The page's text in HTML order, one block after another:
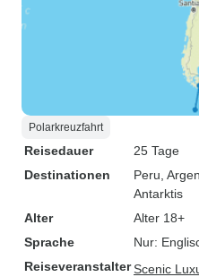
Polarkreuzfahrt
Reisedauer
25 Tage
Destinationen
Peru ,
Antarktis
Alter
Alter 18+
Sprache
Nur:
ReiseveranstalterScenic